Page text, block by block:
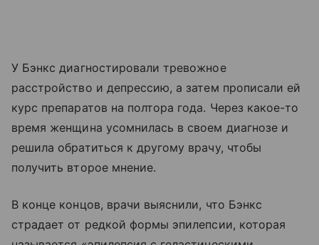
У Бэнкс диагностировали тревожное
расстройство и депрессию, а затем прописали ей
курс препаратов на полтора года. Через какое-то
время женщина усомнилась в своем диагнозе и
решила обратиться к другому врачу, чтобы
получить второе мнение.
В конце концов, врачи выяснили, что Бэнкс
страдает от редкой формы эпилепсии, которая